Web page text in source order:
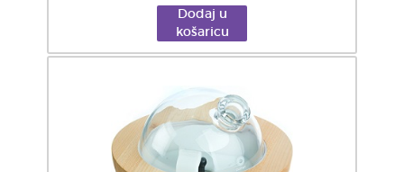
Dodaj u
košaricu